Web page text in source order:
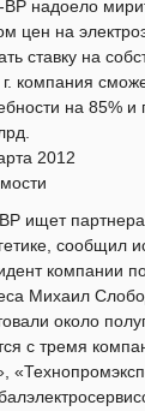
надоело
цен на
ставку на
компания
на 85% и
2012
ищет
сообщил
компании
Михаил
около
с тремя